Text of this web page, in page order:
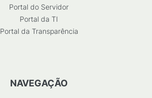
Portal do Servidor
Portal da TI
Portal da Transparência
NAVEGAÇÃO